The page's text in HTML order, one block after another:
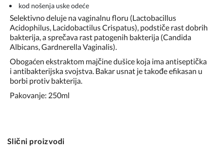
kod nošenja uske odeće
Selektivno deluje na vaginalnu floru (Lactobacillus
Acidophilus, Lacidobactilus Crispatus), podstiče rast dobrih
bakterija, a sprečava rast patogenih bakterija (Candida
Albicans, Gardnerella Vaginalis).
Obogaćen ekstraktom majčine dušice koja ima antiseptička
i antibakterijska svojstva. Bakar usnat je takođe efikasan u
borbi protiv bakterija.
Pakovanje: 250ml
Slični proizvodi